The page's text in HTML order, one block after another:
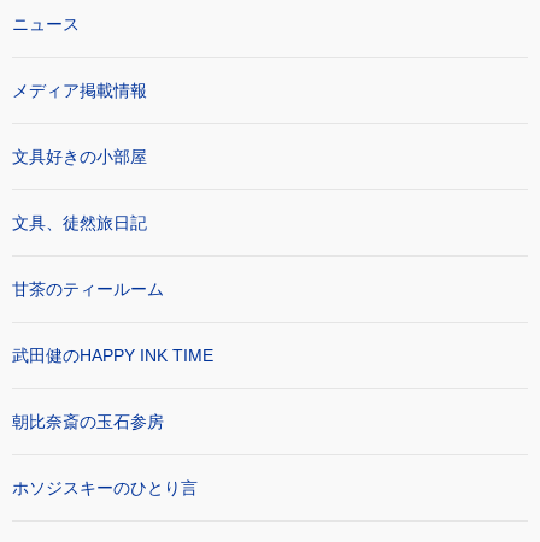
ニュース
メディア掲載情報
文具好きの小部屋
文具、徒然旅日記
甘茶のティールーム
武田健のHAPPY INK TIME
朝比奈斎の玉石参房
ホソジスキーのひとり言